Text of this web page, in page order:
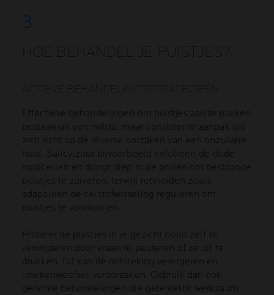
HOE BEHANDEL JE PUISTJES?
Effectieve behandelingen om puistjes aan te pakken
bestaan uit een milde, maar consistente aanpak die
zich richt op de diverse oorzaken van een onzuivere
huid. Salicylzuur bijvoorbeeld exfolieert de dode
huidcellen en dringt diep in de poriën om bestaande
puistjes te zuiveren, terwijl retinoïden zoals
adapaleen de celstofwisseling reguleren om
puistjes te voorkomen.
Probeer de puistjes in je gezicht nooit zelf te
verwijderen door eraan te peuteren of ze uit te
drukken. Dit kan de ontsteking verergeren en
littekenweefsel veroorzaken. Gebruik dan ook
gerichte behandelingen die geleidelijk werkzaam